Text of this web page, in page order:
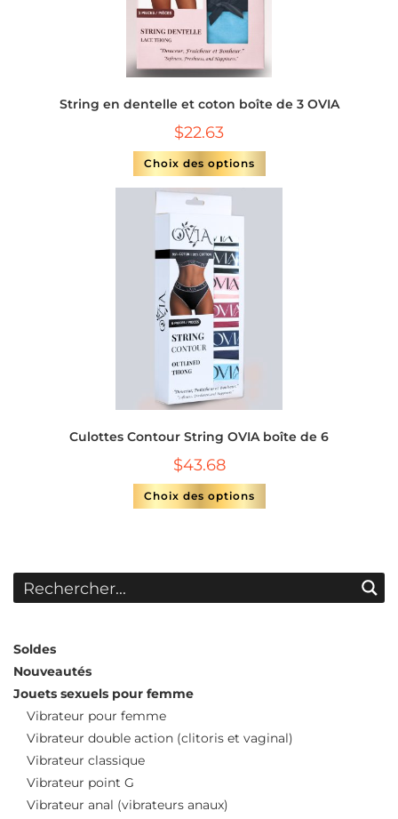
String en dentelle et coton boîte de 3 OVIA
$22.63
Choix des options
Culottes Contour String OVIA boîte de 6
$43.68
Choix des options
Soldes
Nouveautés
Jouets sexuels pour femme
Vibrateur pour femme
Vibrateur double action (clitoris et vaginal)
Vibrateur classique
Vibrateur point G
Vibrateur anal (vibrateurs anaux)